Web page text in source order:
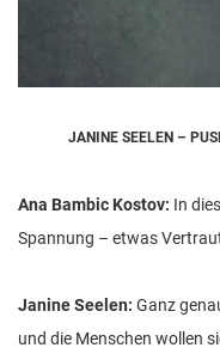
JANINE SEELEN –
Ana Bambic Kostov: In
Spannung – etwas
Janine Seelen: Ganz
und die Menschen wollen